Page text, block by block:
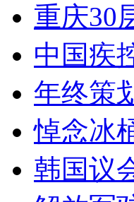
重庆30
中国疾
年终策
悼念冰
韩国议